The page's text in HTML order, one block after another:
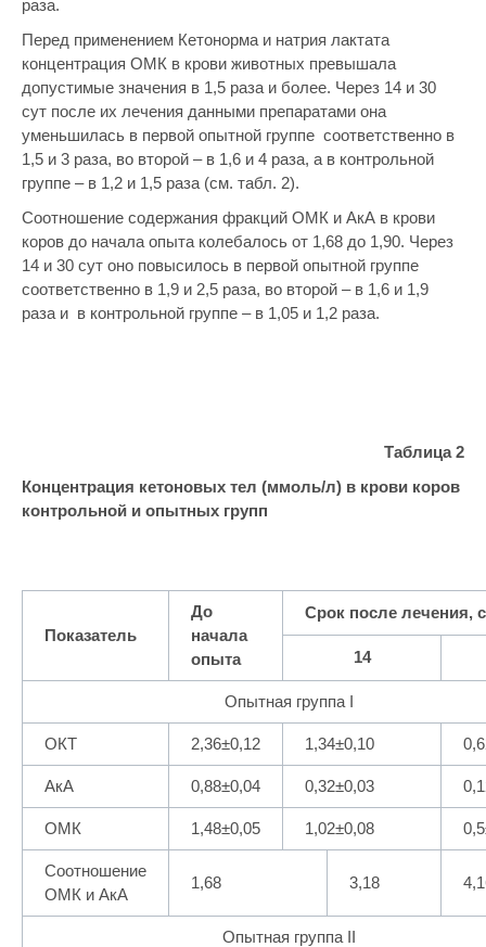
раза.
Перед применением Кетонорма и натрия лактата
концентрация ОМК в крови животных превышала
допустимые значения в 1,5 раза и более. Через 14 и 30
сут после их лечения данными препаратами она
уменьшилась в первой опытной группе соответственно в
1,5 и 3 раза, во второй – в 1,6 и 4 раза, а в контрольной
группе – в 1,2 и 1,5 раза (см. табл. 2).
Соотношение содержания фракций ОМК и АкА в крови
коров до начала опыта колебалось от 1,68 до 1,90. Через
14 и 30 сут оно повысилось в первой опытной группе
соответственно в 1,9 и 2,5 раза, во второй – в 1,6 и 1,9
раза и в контрольной группе – в 1,05 и 1,2 раза.
Таблица 2
Концентрация кетоновых тел (ммоль/л) в крови коров
контрольной и опытных групп
Показатель
До
начала
опыта
Срок после лечения,
14
Опытная группа I
ОКТ 2,36±0,12 1,34±0,10
АкА 0,88±0,04 0,32±0,03
ОМК 1,48±0,05 1,02±0,08
Соотношение
ОМК и АкА
1,68 3,18
Опытная группа II